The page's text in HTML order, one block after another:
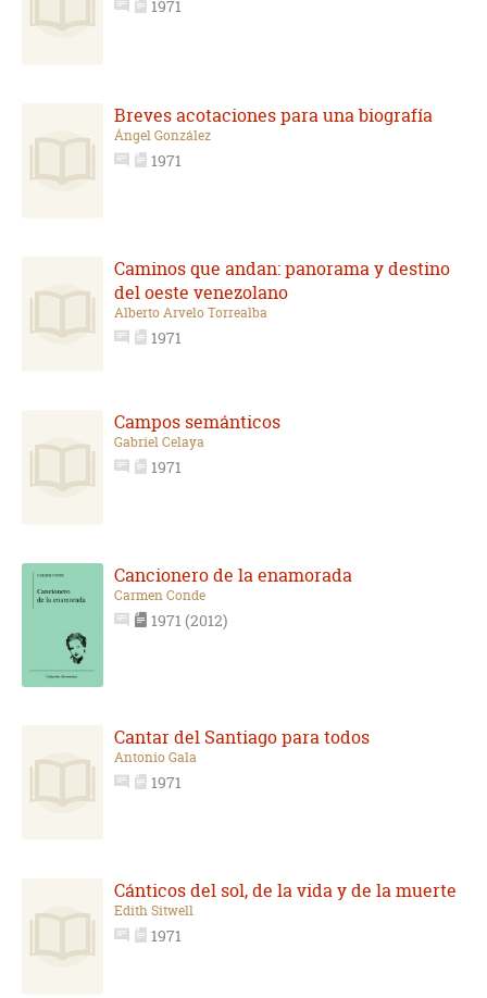
1971
Breves acotaciones para una biografía
Ángel González
1971
Caminos que andan: panorama y destino
del oeste venezolano
Alberto Arvelo Torrealba
1971
Campos semánticos
Gabriel Celaya
1971
Cancionero de la enamorada
Carmen Conde
1971 (2012)
Cantar del Santiago para todos
Antonio Gala
1971
Cánticos del sol, de la vida y de la muerte
Edith Sitwell
1971